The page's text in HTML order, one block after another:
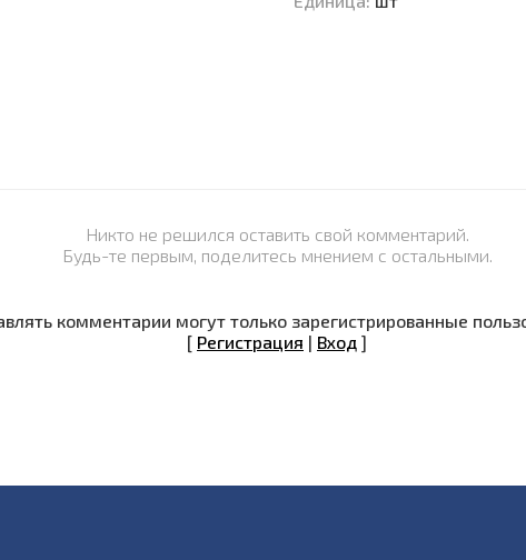
Никто не решился оставить свой комментарий.
Будь-те первым, поделитесь мнением с остальными.
комментарии могут только зарегистрированные
[ Регистрация | Вход ]